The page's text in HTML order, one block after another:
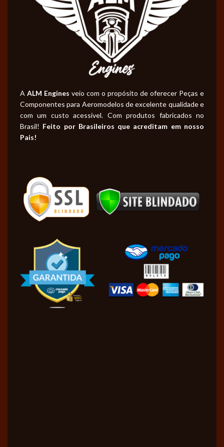
A ALM Engines veio com o propósito de oferecer Peças e
Componentes para Aeromodelos de excelente qualidade e
com um custo acessível. Com produtos fabricados no
Brasil! Feito por Brasileiros que acreditam em nosso
Pais!